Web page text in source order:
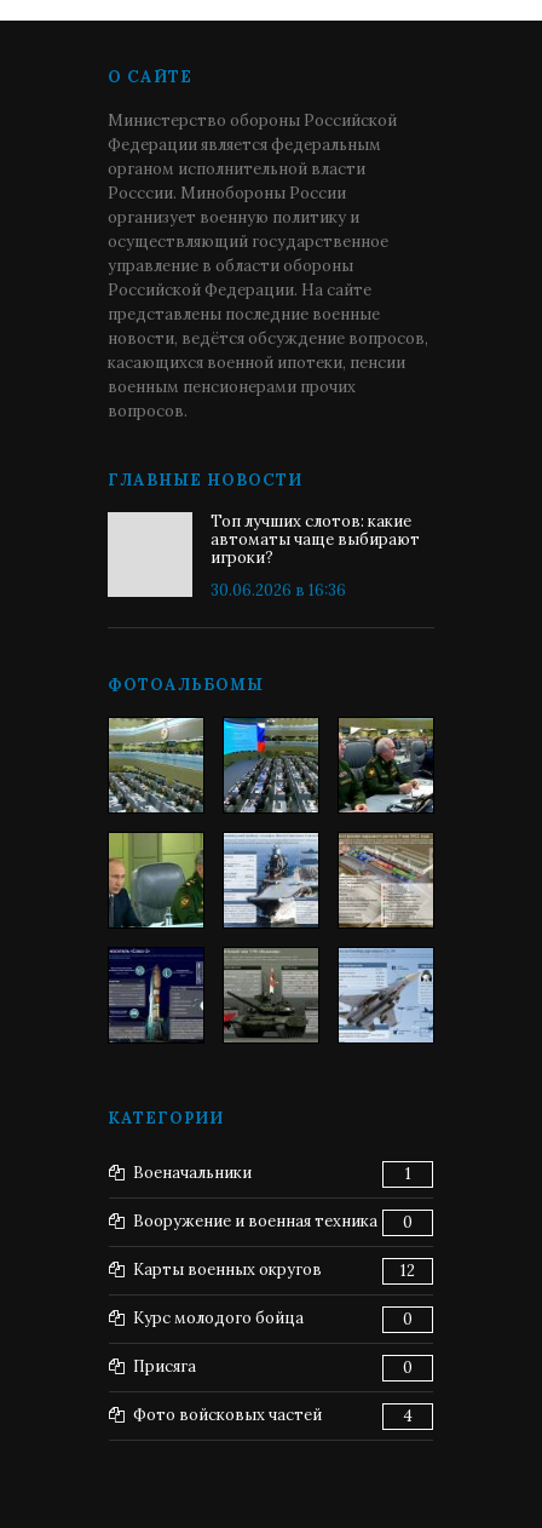
О САЙТЕ
Министерство обороны Российской
Федерации является федеральным
органом исполнительной власти
Росссии. Минобороны России
организует военную политику и
осуществляющий государственное
управление в области обороны
Российской Федерации. На сайте
представлены последние военные
новости, ведётся обсуждение вопросов,
касающихся военной ипотеки, пенсии
военным пенсионерами прочих
вопросов.
ГЛАВНЫЕ НОВОСТИ
Топ лучших слотов: какие
автоматы чаще выбирают
игроки?
30.06.2026 в 16:36
ФОТОАЛЬБОМЫ
КАТЕГОРИИ
Военачальники 1
Вооружение и военная техника 0
Карты военных округов 12
Курс молодого бойца 0
Присяга 0
Фото войсковых частей 4